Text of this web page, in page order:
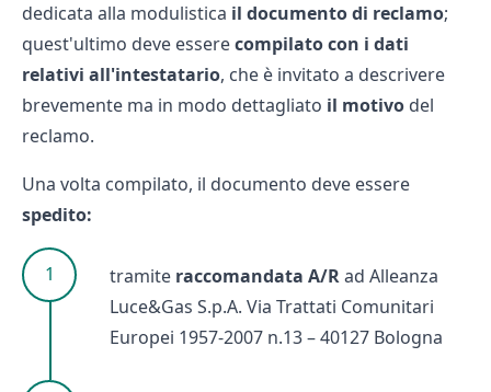
dedicata alla modulistica il documento di reclamo;
quest'ultimo deve esserecompilato con i dati
relativi all'intestatario, che è invitato a descrivere
brevemente ma in modo dettagliato il motivo del
reclamo.
Una volta compilato, il documento deve essere
spedito:
tramite raccomandata A/Rad Alleanza
Luce&Gas S.p.A. Via Trattati Comunitari
Europei 1957-2007 n.13 – 40127 Bologna